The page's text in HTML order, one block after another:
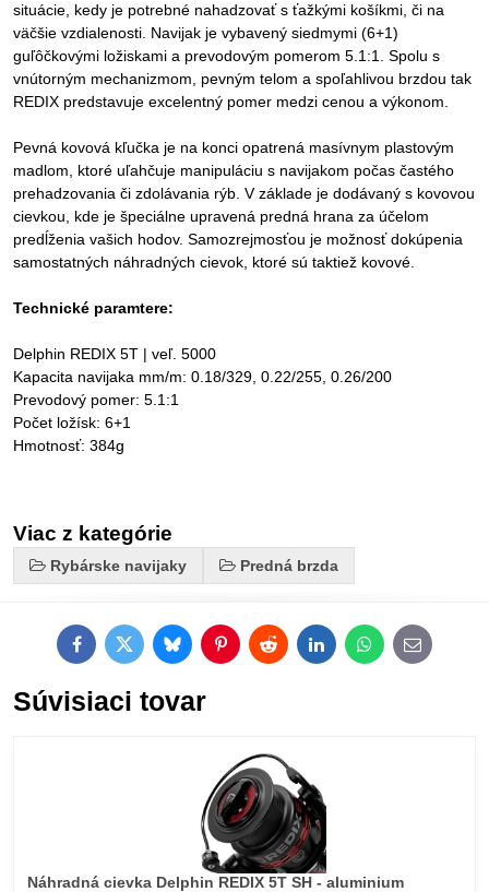
situácie, kedy je potrebné nahadzovať s ťažkými košíkmi, či na
väčšie vzdialenosti. Navijak je vybavený siedmymi (6+1)
guľôčkovými ložiskami a prevodovým pomerom 5.1:1. Spolu s
vnútorným mechanizmom, pevným telom a spoľahlivou brzdou tak
REDIX predstavuje excelentný pomer medzi cenou a výkonom.
Pevná kovová kľučka je na konci opatrená masívnym plastovým
madlom, ktoré uľahčuje manipuláciu s navijakom počas častého
prehadzovania či zdolávania rýb. V základe je dodávaný s kovovou
cievkou, kde je špeciálne upravená predná hrana za účelom
predĺženia vašich hodov. Samozrejmosťou je možnosť dokúpenia
samostatných náhradných cievok, ktoré sú taktiež kovové.
Technické paramtere:
Delphin REDIX 5T | veľ. 5000
Kapacita navijaka mm/m: 0.18/329, 0.22/255, 0.26/200
Prevodový pomer: 5.1:1
Počet ložísk: 6+1
Hmotnosť: 384g
Viac z kategórie
Rybárske navijaky Predná brzda
FacebookTwitterBlueskyPinterestRedditLinkedInWhatsApp
E-
mail
Súvisiaci tovar
Náhradná cievka Delphin REDIX 5T SH - aluminium